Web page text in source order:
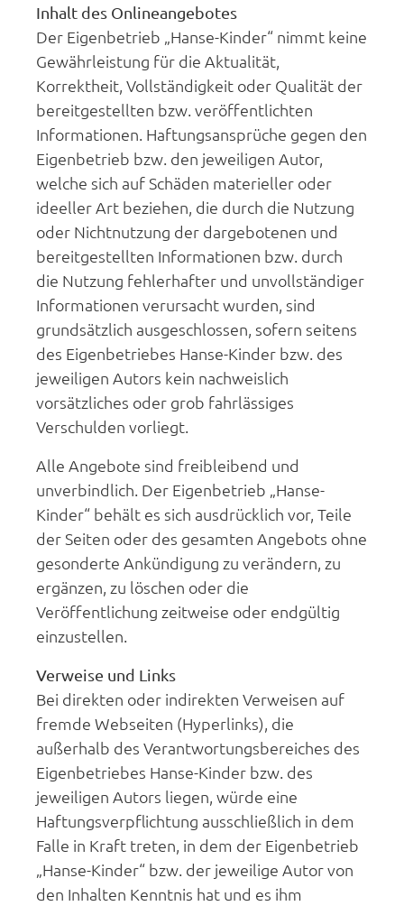
Inhalt des Onlineangebotes
Der Eigenbetrieb „Hanse-Kinder“ nimmt keine
Gewährleistung für die Aktualität,
Korrektheit, Vollständigkeit oder Qualität der
bereitgestellten bzw. veröffentlichten
Informationen. Haftungsansprüche gegen den
Eigenbetrieb bzw. den jeweiligen Autor,
welche sich auf Schäden materieller oder
ideeller Art beziehen, die durch die Nutzung
oder Nichtnutzung der dargebotenen und
bereitgestellten Informationen bzw. durch
die Nutzung fehlerhafter und unvollständiger
Informationen verursacht wurden, sind
grundsätzlich ausgeschlossen, sofern seitens
des Eigenbetriebes Hanse-Kinder bzw. des
jeweiligen Autors kein nachweislich
vorsätzliches oder grob fahrlässiges
Verschulden vorliegt.
Alle Angebote sind freibleibend und
unverbindlich. Der Eigenbetrieb „Hanse-
Kinder“ behält es sich ausdrücklich vor, Teile
der Seiten oder des gesamten Angebots ohne
gesonderte Ankündigung zu verändern, zu
ergänzen, zu löschen oder die
Veröffentlichung zeitweise oder endgültig
einzustellen.
Verweise und Links
Bei direkten oder indirekten Verweisen auf
fremde Webseiten (Hyperlinks), die
außerhalb des Verantwortungsbereiches des
Eigenbetriebes Hanse-Kinder bzw. des
jeweiligen Autors liegen, würde eine
Haftungsverpflichtung ausschließlich in dem
Falle in Kraft treten, in dem der Eigenbetrieb
„Hanse-Kinder“ bzw. der jeweilige Autor von
den Inhalten Kenntnis hat und es ihm